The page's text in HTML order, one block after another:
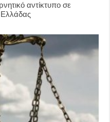
αντίκτυπο σε